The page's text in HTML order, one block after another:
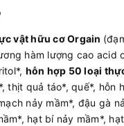
vật hữu cơ Orgain
hàm lượng cao
hỗn hợp 50 loại
thịt quả táo*, quế*, hỗn
nảy mầm*, đậu gà
hạt bí nảy mầm*,